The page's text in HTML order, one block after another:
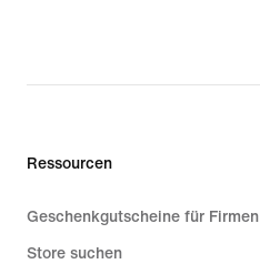
Ressourcen
Geschenkgutscheine für Firmen
Store suchen